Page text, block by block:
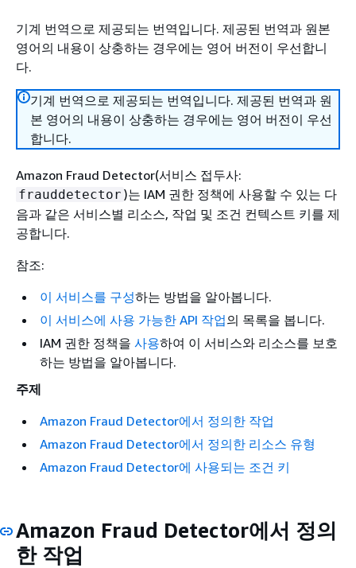
기계 번역으로 제공되는 번역입니다. 제공된 번역과 원본
영어의 내용이 상충하는 경우에는 영어 버전이 우선합니
다.
기계 번역으로 제공되는 번역입니다. 제공된 번역과 원
본 영어의 내용이 상충하는 경우에는 영어 버전이 우선
합니다.
Amazon Fraud Detector(서비스 접두사:
frauddetector )는 IAM 권한 정책에 사용할 수 있는 다
음과 같은 서비스별 리소스, 작업 및 조건 컨텍스트 키를 제
공합니다.
참조:
이 서비스를 구성하는 방법을 알아봅니다.
이 서비스에 사용 가능한 API 작업의 목록을 봅니다.
IAM 권한 정책을 사용하여 이 서비스와 리소스를 보호
하는 방법을 알아봅니다.
주제
Amazon Fraud Detector에서 정의한 작업
Amazon Fraud Detector에서 정의한 리소스 유형
Amazon Fraud Detector에 사용되는 조건 키
Amazon Fraud Detector에서 정의
한 작업